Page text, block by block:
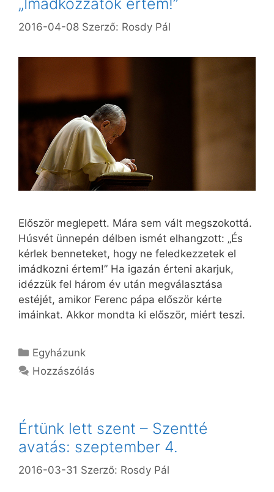
2016-04-08 Szerző: Rosdy Pál
Először meglepett. Mára sem vált megszokottá.
Húsvét ünnepén délben ismét elhangzott: „És
kérlek benneteket, hogy ne feledkezzetek el
imádkozni értem!” Ha igazán érteni akarjuk,
idézzük fel három év után megválasztása
estéjét, amikor Ferenc pápa először kérte
imáinkat. Akkor mondta ki először, miért teszi.
Kategória
Egyházunk
Hozzászólás
Értünk lett szent – Szentté
avatás: szeptember 4.
2016-03-31 Szerző: Rosdy Pál